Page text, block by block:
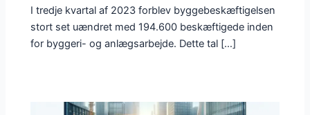
I tredje kvartal af 2023 forblev byggebeskæftigelsen
stort set uændret med 194.600 beskæftigede inden
for byggeri- og anlægsarbejde. Dette tal […]